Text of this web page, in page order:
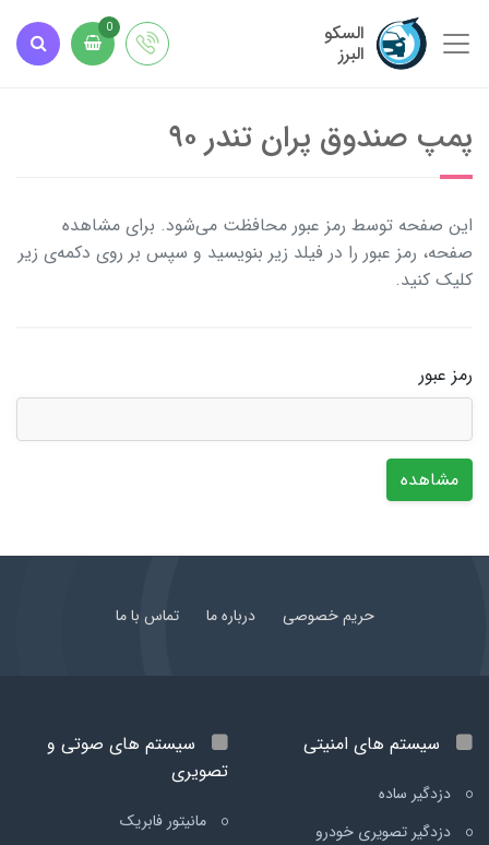
السکو
البرز
0
پمپ صندوق پران تندر ۹۰
این صفحه توسط رمز عبور محافظت می‌شود. برای مشاهده
صفحه، رمز عبور را در فیلد زیر بنویسید و سپس بر روی دکمه‌ی زیر
کلیک کنید.
رمز عبور
مشاهده
حریم خصوصی درباره ما تماس با ما
سیستم های امنیتی
دزدگیر ساده
دزدگیر تصویری خودرو
سیستم های صوتی و
تصویری
مانیتور فابریک